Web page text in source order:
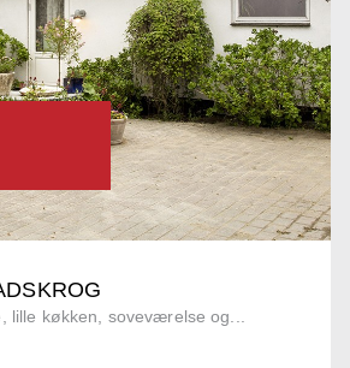
lille køkken, soveværelse og...